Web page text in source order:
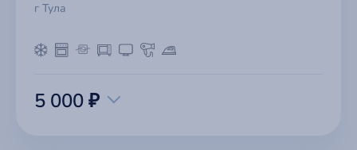
г Тула
5 000 ₽